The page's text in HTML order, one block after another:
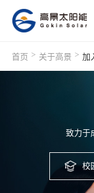
首页 > 关于高景 > 加
致力于
校